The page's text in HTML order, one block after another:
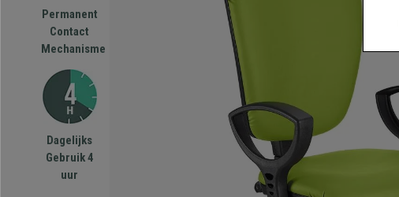
Permanent
Contact
Mechanisme
Dagelijks
Gebruik 4
uur